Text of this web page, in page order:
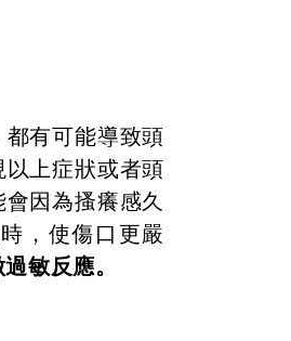
有可能導致頭
上症狀或者頭
因為搔癢感久
，使傷口更嚴
敏反應。